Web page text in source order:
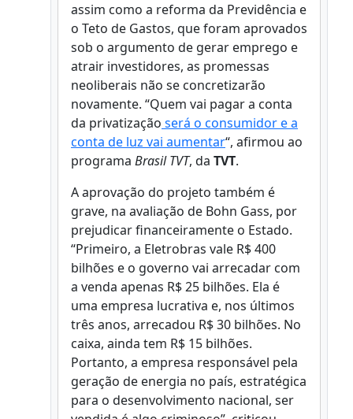
assim como a reforma da Previdência e
o Teto de Gastos, que foram aprovados
sob o argumento de gerar emprego e
atrair investidores, as promessas
neoliberais não se concretizarão
novamente. “Quem vai pagar a conta
da privatização será o consumidor e a
conta de luz vai aumentar“, afirmou ao
programa Brasil TVT, da TVT.
A aprovação do projeto também é
grave, na avaliação de Bohn Gass, por
prejudicar financeiramente o Estado.
“Primeiro, a Eletrobras vale R$ 400
bilhões e o governo vai arrecadar com
a venda apenas R$ 25 bilhões. Ela é
uma empresa lucrativa e, nos últimos
três anos, arrecadou R$ 30 bilhões. No
caixa, ainda tem R$ 15 bilhões.
Portanto, a empresa responsável pela
geração de energia no país, estratégica
para o desenvolvimento nacional, ser